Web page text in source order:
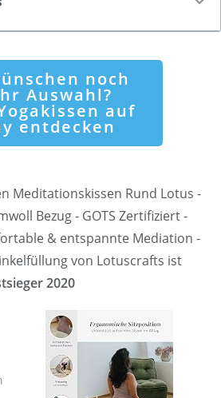
noch
Auswahl?
auf
entdecken
Meditationskissen Rund Lotus -
Bezug - GOTS Zertifiziert -
& entspannte Mediation -
von Lotuscrafts ist
2020